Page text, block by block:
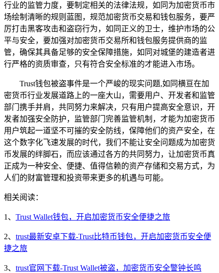
行业的监管力度，要制定相关的法律法规，如同为加密货币市
场绘制清晰的规则蓝图，规范加密货币交易和钱包服务，要严
厉打击黑客攻击和盗窃行为，如同正义的卫士，维护市场的公
平与安全，要加强对加密货币交易所和钱包服务提供商的监
管，确保其具备足够的安全保障措施，如同对城堡的建造者进
行严格的资质审查，只有符合安全标准的才能进入市场。
Trust钱包被盗事件是一个严峻的现实问题,如同横亘在加
密货币行业发展道路上的一座大山，需要用户、开发者和监管
部门携手并肩，共同努力来解决，只有用户提高安全意识，开
发者加强安全防护，监管部门完善监管机制，才能为加密货币
用户筑起一道坚不可摧的安全防线，保障他们的资产安全，在
这个数字化飞速发展的时代，我们不能让安全问题成为加密货
币发展的绊脚石，而应该通过各方的共同努力，让加密货币真
正成为一种安全、便捷、值得信赖的资产存储和交易方式，为
人们的财富管理和投资带来更多的机遇与可能。
相关阅读：
1、 Trust Wallet钱包，开启加密货币安全便捷之旅
2、 trust最新安卓下载-Trust比特币钱包，开启加密货币安全便
捷之旅
3、 trust官网下载-Trust Wallet被盗，加密货币安全警钟长鸣